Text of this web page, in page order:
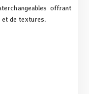
offrant
de textures.